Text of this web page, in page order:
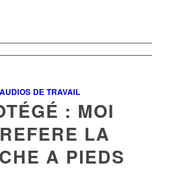
AUDIOS DE TRAVAIL
: MOI
LA
A PIEDS